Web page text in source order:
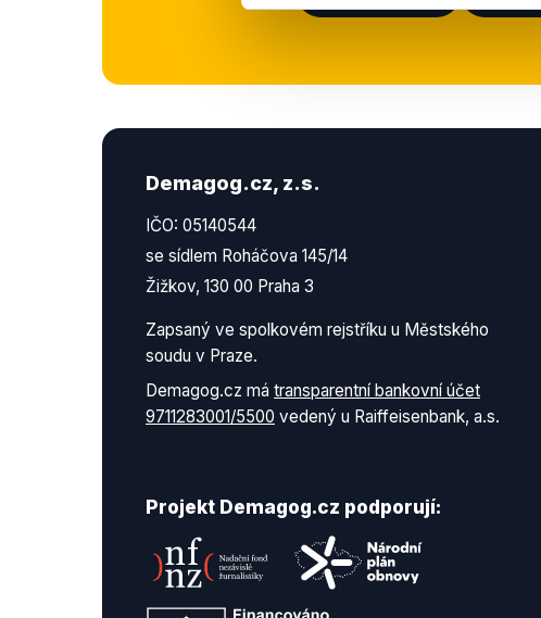
Demagog.cz, z.s.
IČO: 05140544
se sídlem Roháčova 145/14
Žižkov, 130 00 Praha 3
Zapsaný ve spolkovém rejstříku u Městského
soudu v Praze.
Demagog.cz má transparentní bankovní účet
9711283001/5500 vedený u Raiffeisenbank, a.s.
Projekt Demagog.cz podporují: